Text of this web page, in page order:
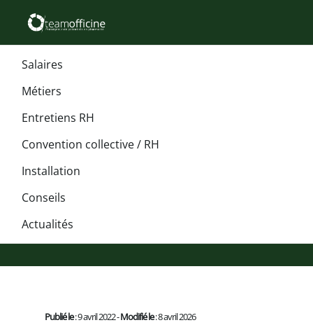
Salaires
Métiers
Entretiens RH
Convention collective / RH
Installation
Conseils
Actualités
Publié le: 9 avril 2022 -Modifié le: 8 avril 2026